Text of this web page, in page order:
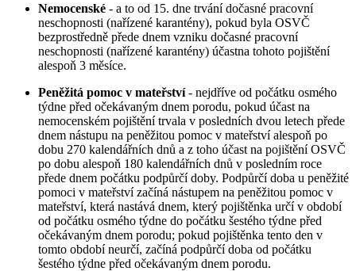
Nemocenské - a to od 15. dne trvání dočasné pracovní
neschopnosti (nařízené karantény), pokud byla OSVČ
bezprostředně přede dnem vzniku dočasné pracovní
neschopnosti (nařízené karantény) účastna tohoto pojištění
alespoň 3 měsíce.
Peněžitá pomoc v mateřství- nejdříve od počátku osmého
týdne před očekávaným dnem porodu, pokud účast na
nemocenském pojištění trvala v posledních dvou letech přede
dnem nástupu na peněžitou pomoc v mateřství alespoň po
dobu 270 kalendářních dnů a z toho účast na pojištění OSVČ
po dobu alespoň 180 kalendářních dnů v posledním roce
přede dnem počátku podpůrčí doby. Podpůrčí doba u peněžité
pomoci v mateřství začíná nástupem na peněžitou pomoc v
mateřství, která nastává dnem, který pojištěnka určí v období
od počátku osmého týdne do počátku šestého týdne před
očekávaným dnem porodu; pokud pojištěnka tento den v
tomto období neurčí, začíná podpůrčí doba od počátku
šestého týdne před očekávaným dnem porodu.